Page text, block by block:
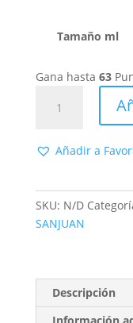
Tamaño ml
Gana hasta 63
–
Cáñamo
cantidad
Añadir a
SKU: N/D
SANJUAN
Descripción